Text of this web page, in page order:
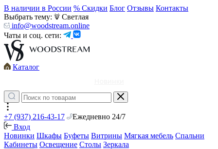
В наличии в России % Скидки Блог Отзывы Контакты
Выбрать тему:
Светлая
info@woodstream.online
Чаты и соц. сети:
Каталог
+7 (937) 216-43-17
Ежедневно 24/7
Вход
Новинки Шкафы Буфеты Витрины Мягкая мебель Спальни
Кабинеты Освещение Столы Зеркала